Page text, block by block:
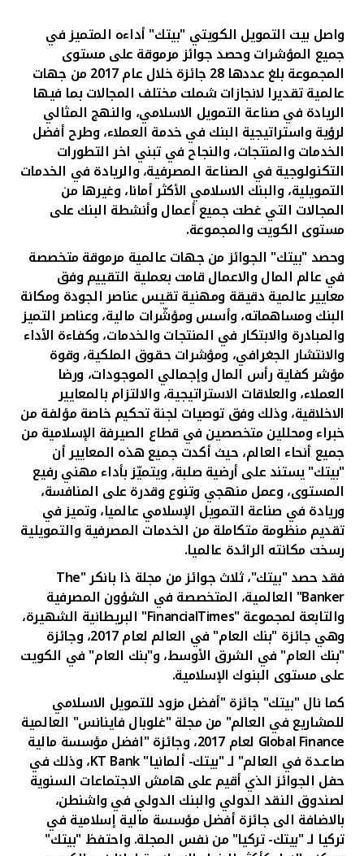
خدمات ما بعد البيع
اتصل بنا
مواقع الفروع وأجهزة الصرف الآلي
ألمانيا
ماليزيا
تركيا
مصر
المملكة المتحدة
مملكة البحرين
واصل بيت التمويل الكويتي "بيتك" أداءه المتميز في
جميع المؤشرات وحصد جوائز مرموقة على مستوى
المجموعة بلغ عددها 28 جائزة خلال عام 2017 من جهات
عالمية تقديرا لانجازات شملت مختلف المجالات بما فيها
الريادة في صناعة التمويل الاسلامي، والنهج المثالي
لرؤية واستراتيجية البنك في خدمة العملاء، وطرح أفضل
الخدمات والمنتجات، والنجاح في تبني اخر التطورات
التكنولوجية في الصناعة المصرفية، والريادة في الخدمات
التمويلية، والبنك الاسلامي الأكثر أمانا، وغيرها من
المجالات التي غطت جميع أعمال وأنشطة البنك على
مستوى الكويت والمجموعة.
وحصد "بيتك" الجوائز من جهات عالمية مرموقة متخصصة
في عالم المال والاعمال قامت بعملية التقييم وفق
معايير عالمية دقيقة ومهنية تقيس عناصر الجودة ومكانة
البنك ومساهماته، وأسس ومؤشّرات مالية، وعناصر التميز
والمبادرة والابتكار في المنتجات والخدمات، وكفاءة الأداء
والانتشار الجغرافي، ومؤشرات حقوق الملكية، وقوة
مؤشر كفاية رأس المال وإجمالي الموجودات، ورضا
العملاء، والعلاقات الاستراتيجية، والالتزام بالمعايير
الاخلاقية، وذلك وفق توصيات لجنة تحكيم خاصة مؤلفة من
خبراء ومحللين متخصصين في قطاع الصيرفة الإسلامية من
جميع أنحاء العالم، حيث أكدت جميع هذه المعاييرأن
"بيتك" يستند على أرضية صلبة، ويتميّز بأداء مهني رفيع
المستوى، وعمل منهجي وتنوع وقدرة على المنافسة،
وريادة في صناعة التمويل الإسلامي عالميا، وتميز في
تقديم منظومة متكاملة من الخدمات المصرفية والتمويلية
رسخت مكانته الرائدة عالميا.
فقد حصد "بيتك"، ثلاث جوائز من مجلة ذا بانكر "The
Banker" العالمية، المتخصصة في الشؤون المصرفية
والتابعة لمجموعة "FinancialTimes" البريطانية الشهيرة،
وهي جائزة "بنك العام" في العالم لعام 2017، وجائزة
"بنك العام" في الشرق الأوسط، و"بنك العام" في الكويت
على مستوى البنوك الإسلامية.
كما نال "بيتك" جائزة "أفضل مزود للتمويل الاسلامي
للمشاريع في العالم" من مجلة "غلوبال فاينانس" العالمية
Global Finance لعام 2017، وجائزة "افضل مؤسسة مالية
صاعـدة في العالم" لـ "بيتك- ألمانيا"KT Bank، وذلك في
حفل الجوائز الذي أقيم على هامش الاجتماعات السنوية
لصندوق النقد الدولي والبنك الدولي في واشنطن،
بالاضافة الى جائزة أفضل مؤسسة مالية إسلامية في
تركيا لـ "بيتك- تركيا" من نفس المجلة. واحتفظ "بيتك"